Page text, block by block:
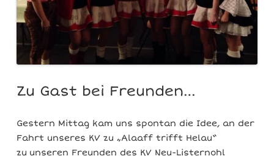
Zu Gast bei Freunden…
Gestern Mittag kam uns spontan die Idee, an der
Fahrt unseres KV zu „Alaaff trifft Helau“
zu unseren Freunden des KV Neu-Listernohl